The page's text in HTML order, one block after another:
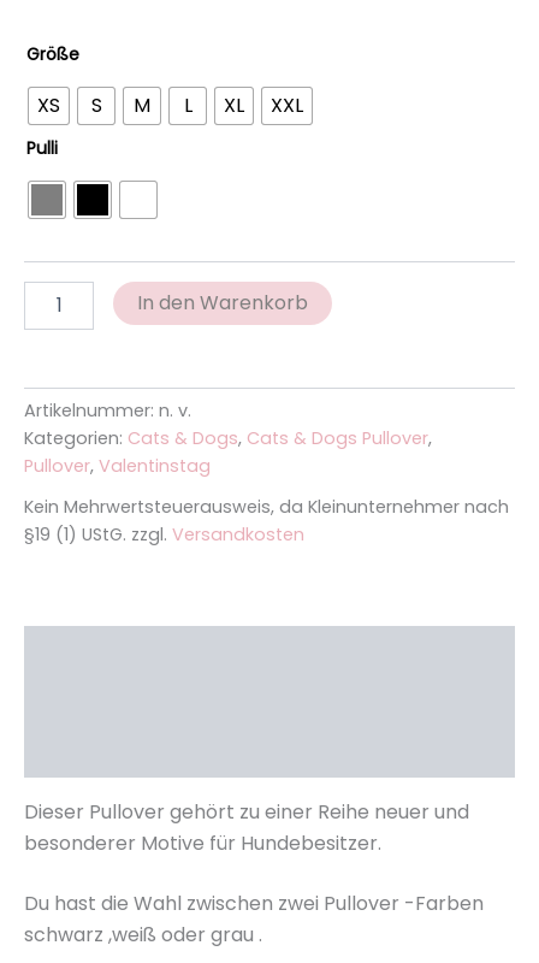
Größe
XS S M L XL XXL
Pulli
In den Warenkorb
Artikelnummer: n. v.
Kategorien: Cats & Dogs, Cats & Dogs Pullover,
Pullover, Valentinstag
Kein Mehrwertsteuerausweis, da Kleinunternehmer nach
§19 (1) UStG. zzgl. Versandkosten
Dieser Pullover gehört zu einer Reihe neuer und
besonderer Motive für Hundebesitzer.
Du hast die Wahl zwischen zwei Pullover -Farben
schwarz ,weiß oder grau .